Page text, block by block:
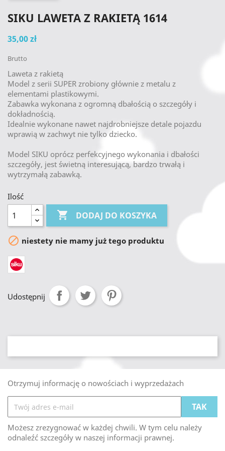
SIKU LAWETA Z RAKIETĄ 1614
35,00 zł
Brutto
Laweta z rakietą
Model z serii SUPER zrobiony głównie z metalu z
elementami plastikowymi.
Zabawka wykonana z ogromną dbałością o szczegóły i
dokładnością.
Idealnie wykonane nawet najdrobniejsze detale pojazdu
wprawią w zachwyt nie tylko dziecko.
Model SIKU oprócz perfekcyjnego wykonania i dbałości
szczegóły, jest świetną interesującą, bardzo trwałą i
wytrzymałą zabawką.
Ilość
 DODAJ DO KOSZYKA
 niestety nie mamy już tego produktu
Udostępnij
Otrzymuj informację o nowościach i wyprzedażach
Możesz zrezygnować w każdej chwili. W tym celu należy
odnaleźć szczegóły w naszej informacji prawnej.